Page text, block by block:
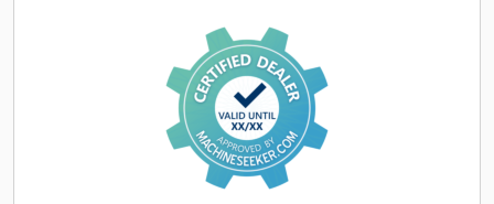
parte traseira – sistema de condução e vibração
hidrostático – 2 raspadores por rolo, com pré-tensão por
mola e dobráveis – aspersão por pressão com controlo de
intervalos – alavanca multifuncional para condução – visor
multifuncional, incluindo contador de horas de
funcionamento – indicador do nível da água – botão de
paragem de emergência – controlo de vibração inteligente
– compartimento de armazenamento integrado – assento